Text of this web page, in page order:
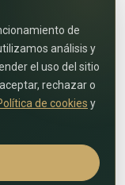
de
análisis y
el uso del sitio
rechazar o
de cookies y
en contacto con